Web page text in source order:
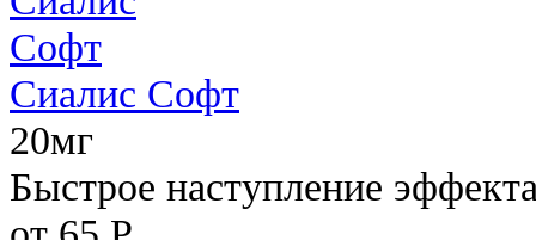
Сиалис Софт
20мг
Быстрое наступление